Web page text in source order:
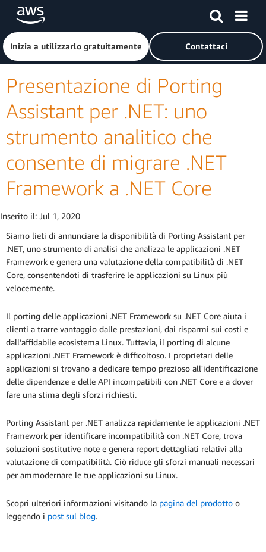
Passa al contenuto principale
Fai clic qui per tornare alla home page di Amazon Web
Inizia a utilizzarlo gratuitamente Contattaci
Presentazione di Porting
Assistant per .NET: uno
strumento analitico che
consente di migrare .NET
Framework a .NET Core
Inserito il: Jul 1, 2020
Siamo lieti di annunciare la disponibilità di Porting Assistant per
.NET, uno strumento di analisi che analizza le applicazioni .NET
Framework e genera una valutazione della compatibilità di .NET
Core, consentendoti di trasferire le applicazioni su Linux più
velocemente.
Il porting delle applicazioni .NET Framework su .NET Core aiuta i
clienti a trarre vantaggio dalle prestazioni, dai risparmi sui costi e
dall’affidabile ecosistema Linux. Tuttavia, il porting di alcune
applicazioni .NET Framework è difficoltoso. I proprietari delle
applicazioni si trovano a dedicare tempo prezioso all'identificazione
delle dipendenze e delle API incompatibili con .NET Core e a dover
fare una stima degli sforzi richiesti.
Porting Assistant per .NET analizza rapidamente le applicazioni .NET
Framework per identificare incompatibilità con .NET Core, trova
soluzioni sostitutive note e genera report dettagliati relativi alla
valutazione di compatibilità. Ciò riduce gli sforzi manuali necessari
per ammodernare le tue applicazioni su Linux.
Scopri ulteriori informazioni visitando la pagina del prodotto o
leggendo i post sul blog.